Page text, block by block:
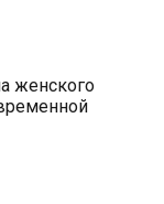
женского